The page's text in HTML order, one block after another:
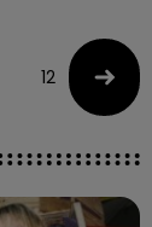
12 13